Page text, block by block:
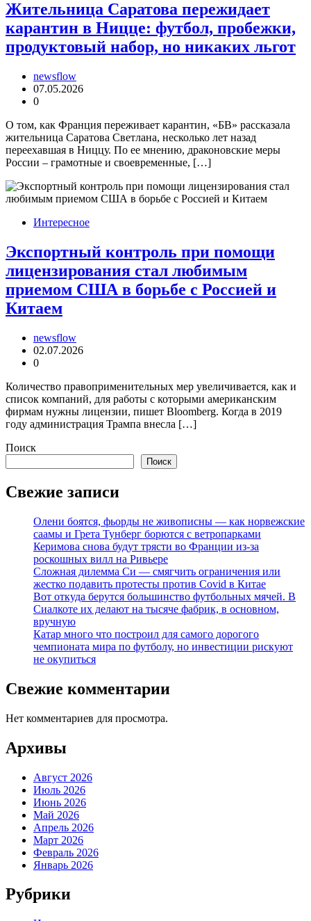
Жительница Саратова пережидает
карантин в Ницце: футбол, пробежки,
продуктовый набор, но никаких льгот
newsflow
07.05.2026
0
О том, как Франция переживает карантин, «БВ» рассказала
жительница Саратова Светлана, несколько лет назад
переехавшая в Ниццу. По ее мнению, драконовские меры
России – грамотные и своевременные, […]
Интересное
Экспортный контроль при помощи
лицензирования стал любимым
приемом США в борьбе с Россией и
Китаем
newsflow
02.07.2026
0
Количество правоприменительных мер увеличивается, как и
список компаний, для работы с которыми американским
фирмам нужны лицензии, пишет Bloomberg. Когда в 2019
году администрация Трампа внесла […]
Поиск
Поиск
Свежие записи
Олени боятся, фьорды не живописны — как норвежские
саамы и Грета Тунберг борются с ветропарками
Керимова снова будут трясти во Франции из-за
роскошных вилл на Ривьере
Сложная дилемма Си — смягчить ограничения или
жестко подавить протесты против Covid в Китае
Вот откуда берутся большинство футбольных мячей. В
Сиалкоте их делают на тысяче фабрик, в основном,
вручную
Катар много что построил для самого дорогого
чемпионата мира по футболу, но инвестиции рискуют
не окупиться
Свежие комментарии
Нет комментариев для просмотра.
Архивы
Август 2026
Июль 2026
Июнь 2026
Май 2026
Апрель 2026
Март 2026
Февраль 2026
Январь 2026
Рубрики